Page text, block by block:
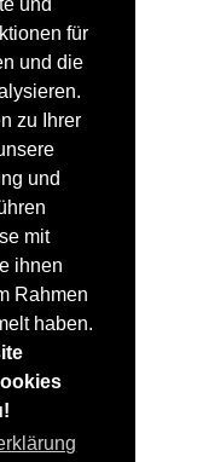
und
für
und die
zu Ihrer
und
mit
ihnen
Rahmen
haben.